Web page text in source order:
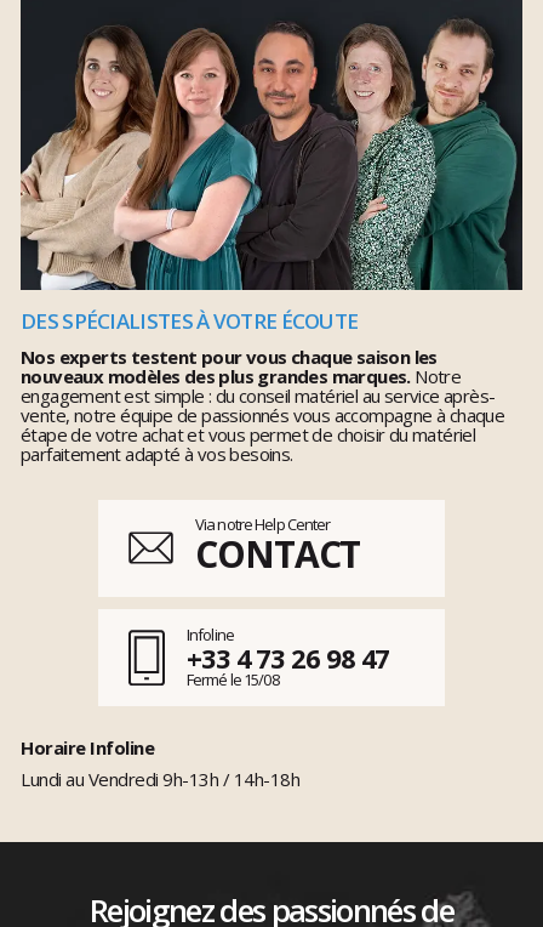
DES SPÉCIALISTES À VOTRE ÉCOUTE
Nos experts testent pour vous chaque saison les
nouveaux modèles des plus grandes marques.Notre
engagement est simple : du conseil matériel au service après-
vente, notre équipe de passionnés vous accompagne à chaque
étape de votre achat et vous permet de choisir du matériel
parfaitement adapté à vos besoins.
Via notre Help Center
CONTACT
Infoline
+33 4 73 26 98 47
Fermé le 15/08
Horaire Infoline
Lundi au Vendredi 9h-13h / 14h-18h
Rejoignez des passionnés de